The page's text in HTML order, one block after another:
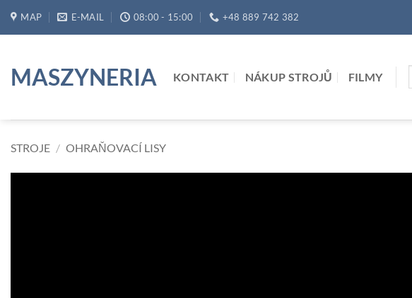
MAP E-MAIL 08:00 - 15:00 +48 889 742 382
MASZYNERIA KONTAKT NÁKUP STROJŮ FILMY
STROJE / OHRAŇOVACÍ LISY